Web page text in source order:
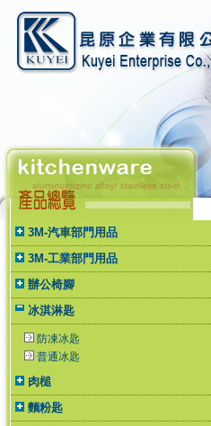
3M-汽車部門用品
3M-工業部門用品
辦公椅腳
冰淇淋匙
防凍冰匙
普通冰匙
肉槌
麵粉匙